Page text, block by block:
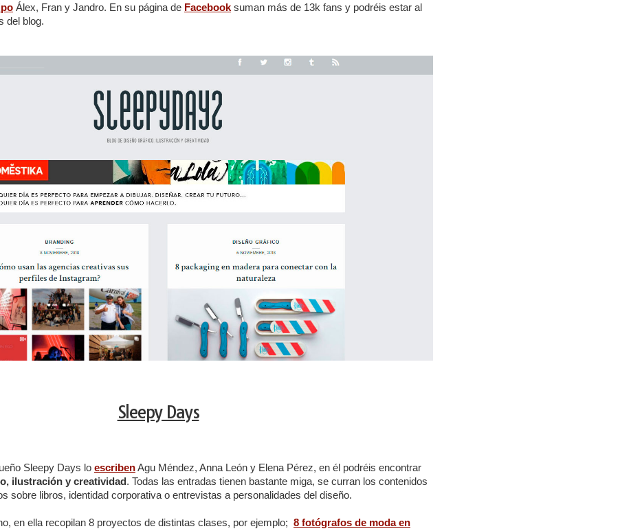
Álex, Fran y Jandro. En su página de Facebook suman más de 13k fans y podréis estar al
del blog.
Sleepy Days
Sleepy Days lo escribenAgu Méndez, Anna León y Elena Pérez, en él podréis encontrar
ilustración y creatividad. Todas las entradas tienen bastante miga, se curran los contenidos
sobre libros, identidad corporativa o entrevistas a personalidades del diseño.
en ella recopilan 8 proyectos de distintas clases, por ejemplo; 8 fotógrafos de moda en